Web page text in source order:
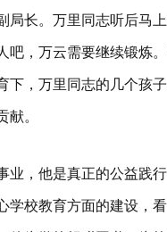
长。万里同志听后马
，万云需要继续锻炼
下，万里同志的几个孩
献。
业，他是真正的公益践
学校教育方面的建设，